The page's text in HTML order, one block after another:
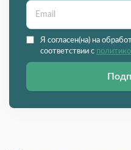
Я согласен(на) на
соответствии с